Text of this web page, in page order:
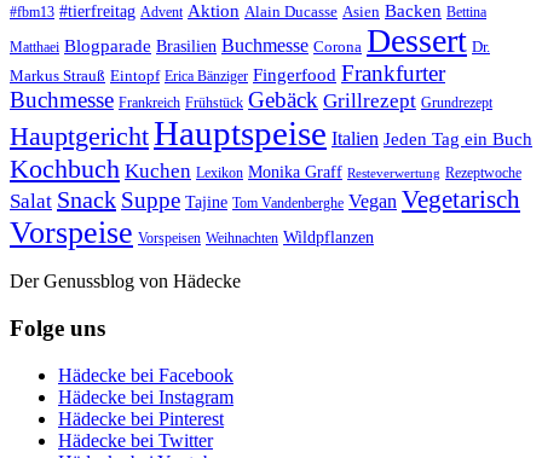
#fbm13 #tierfreitag Advent Aktion Alain Ducasse Asien Backen Bettina
Matthaei Blogparade Brasilien Buchmesse Corona Dessert Dr.
Markus Strauß Eintopf Erica Bänziger Fingerfood Frankfurter
Buchmesse Frankreich Frühstück Gebäck Grillrezept Grundrezept
HauptgerichtHauptspeise Italien Jeden Tag ein Buch
Kochbuch Kuchen Lexikon Monika Graff Resteverwertung Rezeptwoche
Salat Snack Suppe Tajine Tom Vandenberghe Vegan Vegetarisch
Vorspeise Vorspeisen Weihnachten Wildpflanzen
Der Genussblog von Hädecke
Folge uns
Hädecke bei Facebook
Hädecke bei Instagram
Hädecke bei Pinterest
Hädecke bei Twitter